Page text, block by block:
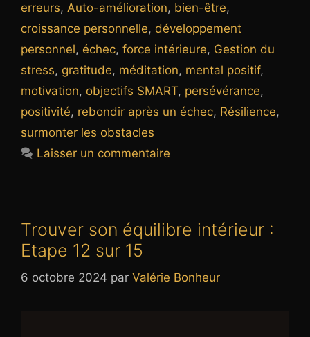
erreurs, Auto-amélioration, bien-être,
croissance personnelle, développement
personnel, échec, force intérieure, Gestion du
stress, gratitude, méditation, mental positif,
motivation, objectifs SMART, persévérance,
positivité, rebondir après un échec, Résilience,
surmonter les obstacles
Laisser un commentaire
Trouver son équilibre intérieur :
Etape 12 sur 15
6 octobre 2024 par Valérie Bonheur